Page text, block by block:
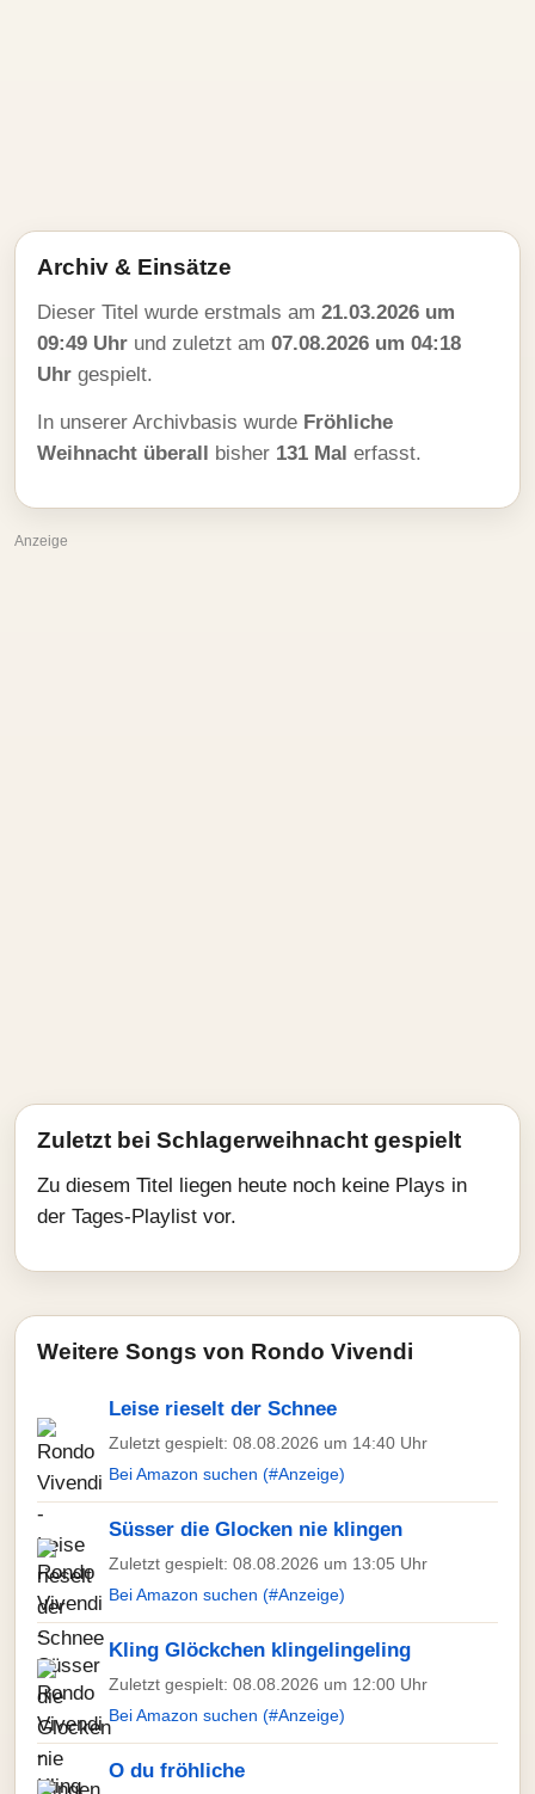
Archiv & Einsätze
Dieser Titel wurde erstmals am 21.03.2026 um
09:49 Uhr und zuletzt am 07.08.2026 um 04:18
Uhr gespielt.
In unserer Archivbasis wurde Fröhliche
Weihnacht überall bisher 131 Mal erfasst.
Anzeige
Zuletzt bei Schlagerweihnacht gespielt
Zu diesem Titel liegen heute noch keine Plays in
der Tages-Playlist vor.
Weitere Songs von Rondo Vivendi
Leise rieselt der Schnee
Zuletzt gespielt: 08.08.2026 um 14:40 Uhr
Bei Amazon suchen (#Anzeige)
Süsser die Glocken nie klingen
Zuletzt gespielt: 08.08.2026 um 13:05 Uhr
Bei Amazon suchen (#Anzeige)
Kling Glöckchen klingelingeling
Zuletzt gespielt: 08.08.2026 um 12:00 Uhr
Bei Amazon suchen (#Anzeige)
O du fröhliche